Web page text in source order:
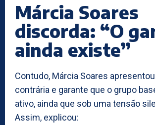
Márcia Soares
discorda: “O
ainda existe”
Contudo, Márcia Soares
contrária e garante que o grupo
ativo, ainda que sob uma tensão
Assim, explicou: